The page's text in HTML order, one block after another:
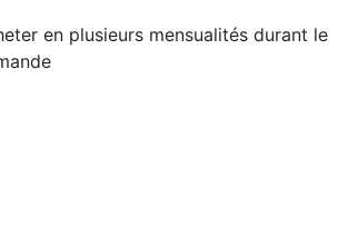
en plusieurs mensualités durant le